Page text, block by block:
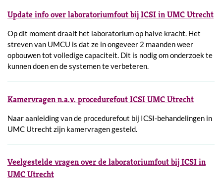
Update info over laboratoriumfout bij ICSI in UMC Utrecht
Op dit moment draait het laboratorium op halve kracht. Het
streven van UMCU is dat ze in ongeveer 2 maanden weer
opbouwen tot volledige capaciteit. Dit is nodig om onderzoek te
kunnen doen en de systemen te verbeteren.
Kamervragen n.a.v. procedurefout ICSI UMC Utrecht
Naar aanleiding van de procedurefout bij ICSI-behandelingen in
UMC Utrecht zijn kamervragen gesteld.
Veelgestelde vragen over de laboratoriumfout bij ICSI in
UMC Utrecht